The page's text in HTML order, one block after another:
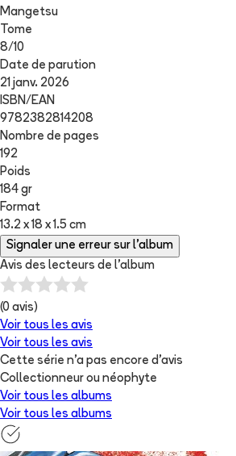
Mangetsu
Tome
8/10
Date de parution
21 janv. 2026
ISBN/EAN
9782382814208
Nombre de pages
192
Poids
184 gr
Format
13.2 x 18 x 1.5 cm
Signaler une erreur sur l'album
Avis des lecteurs de l'album
(0 avis)
Voir tous les avis
Voir tous les avis
Cette série n'a pas encore d'avis
Collectionneur ou néophyte
Voir tous les albums
Voir tous les albums